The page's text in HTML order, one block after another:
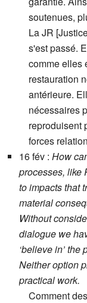
soutenues,
La JR
s'est passé.
comme elles
restauration
antérieure.
nécessaires
reproduisent
forces
16 fév : How
processes, like
to impacts that
material
Without
dialogue we
‘believe in’ the
Neither option
practical work.
Comment